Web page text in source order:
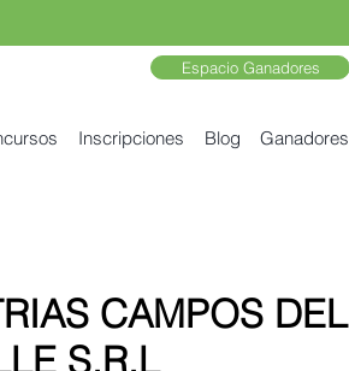
Espacio Ganadores
Inscripciones Blog Ganadores
CAMPOS DEL
S.R.L